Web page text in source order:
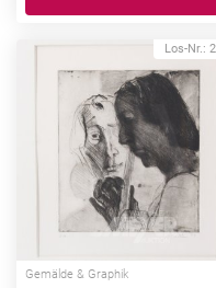
Los-Nr.:
Gemälde & Graphik